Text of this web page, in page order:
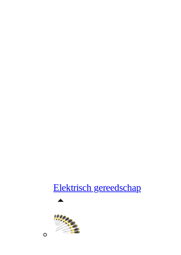
Elektrisch gereedschap